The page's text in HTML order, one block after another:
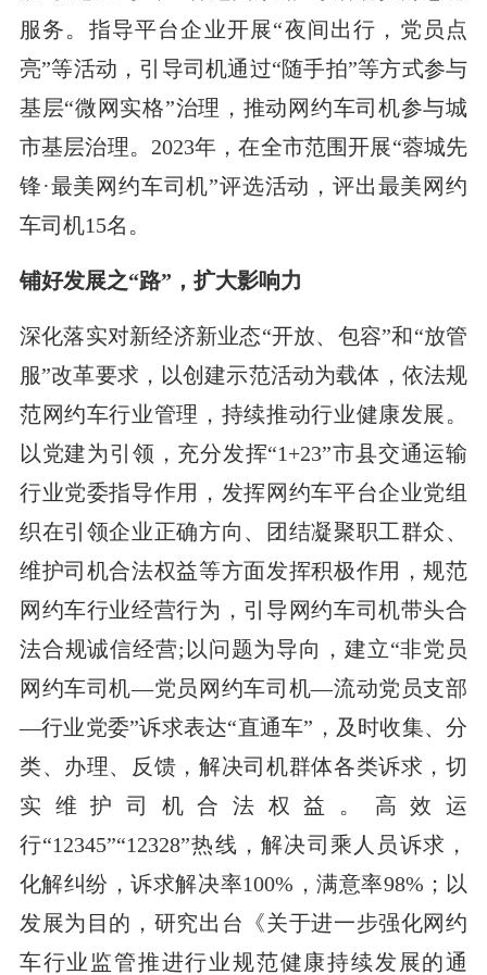
服务。指导平台企业开展“夜间出行，党员点
亮”等活动，引导司机通过“随手拍”等方式参与
基层“微网实格”治理，推动网约车司机参与城
市基层治理。2023年，在全市范围开展“蓉城先
锋·最美网约车司机”评选活动，评出最美网约
车司机15名。
铺好发展之“路”，扩大影响力
深化落实对新经济新业态“开放、包容”和“放管
服”改革要求，以创建示范活动为载体，依法规
范网约车行业管理，持续推动行业健康发展。
以党建为引领，充分发挥“1+23”市县交通运输
行业党委指导作用，发挥网约车平台企业党组
织在引领企业正确方向、团结凝聚职工群众、
维护司机合法权益等方面发挥积极作用，规范
网约车行业经营行为，引导网约车司机带头合
法合规诚信经营;以问题为导向，建立“非党员
网约车司机—党员网约车司机—流动党员支部
—行业党委”诉求表达“直通车”，及时收集、分
类、办理、反馈，解决司机群体各类诉求，切
实维护司机合法权益。高效运
行“12345”“12328”热线，解决司乘人员诉求，
化解纠纷，诉求解决率100%，满意率98%；以
发展为目的，研究出台《关于进一步强化网约
车行业监管推进行业规范健康持续发展的通